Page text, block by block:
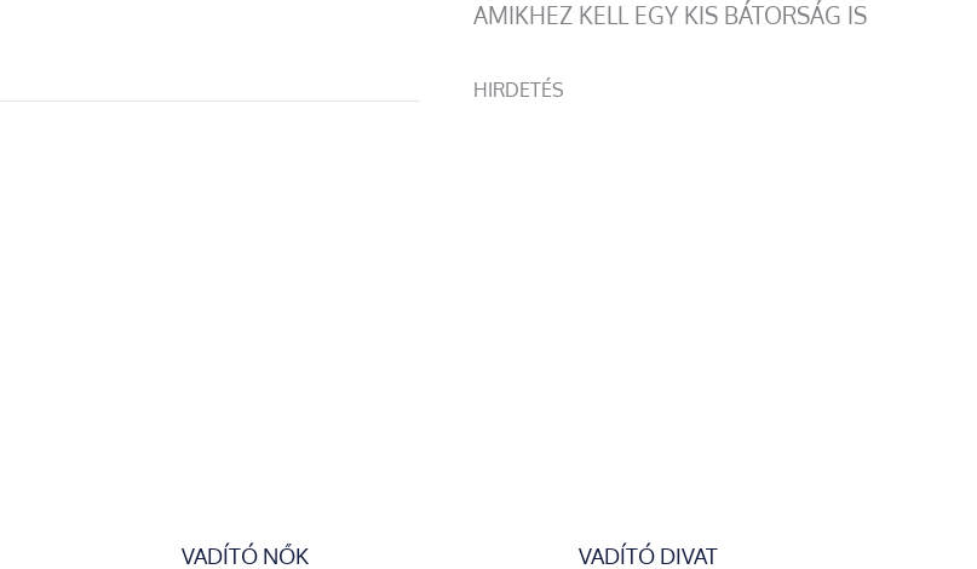
AMIKHEZ KELL EGY KIS BÁTORSÁG IS
HIRDETÉS
VADÍTÓ NŐK VADÍTÓ DIVAT